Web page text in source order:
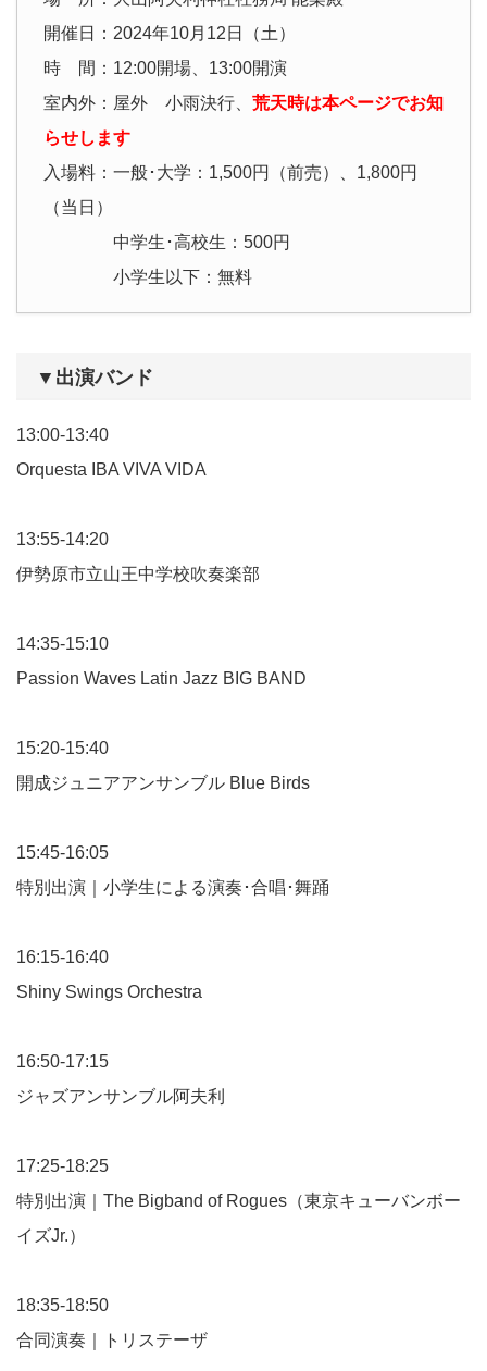
開催日：2024年10月12日（土）
時 間：12:00開場、13:00開演
室内外：屋外 小雨決行、 荒天時は本ページでお知
らせします
入場料：一般･大学：1,500円（前売）、1,800円
（当日）
中学生･高校生：500円
小学生以下：無料
▼出演バンド
13:00-13:40
Orquesta IBA VIVA VIDA
13:55-14:20
伊勢原市立山王中学校吹奏楽部
14:35-15:10
Passion Waves Latin Jazz BIG BAND
15:20-15:40
開成ジュニアアンサンブル Blue Birds
15:45-16:05
特別出演｜小学生による演奏･合唱･舞踊
16:15-16:40
Shiny Swings Orchestra
16:50-17:15
ジャズアンサンブル阿夫利
17:25-18:25
特別出演｜The Bigband of Rogues（東京キューバンボー
イズJr.）
18:35-18:50
合同演奏｜トリステーザ